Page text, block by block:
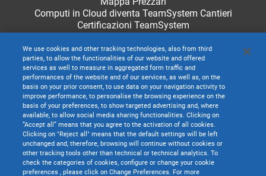
Computi in Cloud diventa TeamSystem Cantieri
Certificazioni TeamSystem
We use cookies and other tracking technologies, also from third
parties, to allow the functionalities of our website and offered
services as well to measure in aggregated form traffic and
performances of the website and of our services, as well as, on the
basis on your prior consent, to use data on your navigation activity to
improve performance, to personalise the browsing experience on the
basis of your preferences, to show targeted advertising and, where
available, to allow social media sharing functionalities. Clicking on
“Accept all” means that you agree to the activation of all cookies.
Clicking on "Reject all" means that the default settings will be left
unchanged and, therefore, browsing will continue without cookies or
other tracking tools other than technical or technical analytics. To
check the categories of cookies, configure or change your cookie
preferences , please click on Change Preferences. For more